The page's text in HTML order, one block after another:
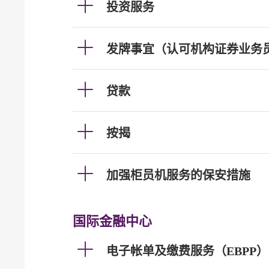
投资服务
发牌事宜（认可机构证券业务
贷款
按揭
加强柜员机服务的保安措施
国际金融中心
电子帐单及缴费服务（EBPP）